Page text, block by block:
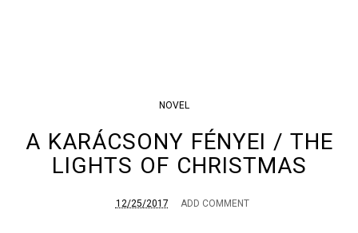
NOVEL
A KARÁCSONY FÉNYEI / THE
LIGHTS OF CHRISTMAS
12/25/2017 ADD COMMENT